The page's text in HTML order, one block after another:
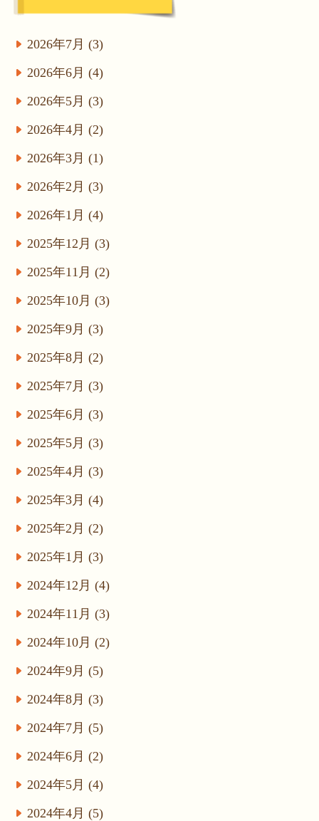
2026年7月 (3)
2026年6月 (4)
2026年5月 (3)
2026年4月 (2)
2026年3月 (1)
2026年2月 (3)
2026年1月 (4)
2025年12月 (3)
2025年11月 (2)
2025年10月 (3)
2025年9月 (3)
2025年8月 (2)
2025年7月 (3)
2025年6月 (3)
2025年5月 (3)
2025年4月 (3)
2025年3月 (4)
2025年2月 (2)
2025年1月 (3)
2024年12月 (4)
2024年11月 (3)
2024年10月 (2)
2024年9月 (5)
2024年8月 (3)
2024年7月 (5)
2024年6月 (2)
2024年5月 (4)
2024年4月 (5)